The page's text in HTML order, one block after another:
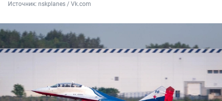
Источник: nskplanes / Vk.com